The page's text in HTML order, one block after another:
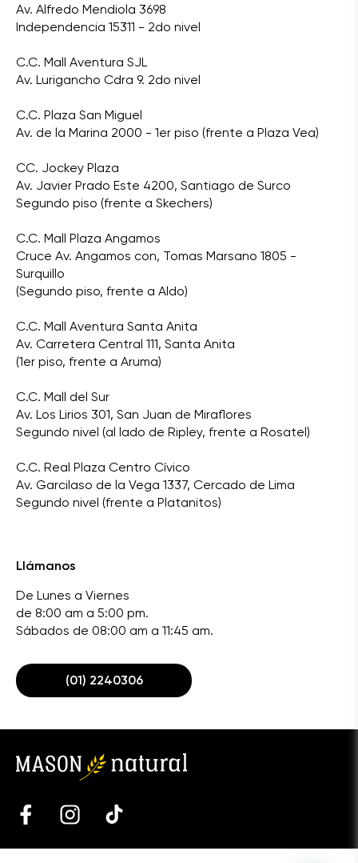
Av. Alfredo Mendiola 3698
Independencia 15311 - 2do nivel
C.C. Mall Aventura SJL
Av. Lurigancho Cdra 9. 2do nivel
C.C. Plaza San Miguel
Av. de la Marina 2000 - 1er piso (frente a Plaza Vea)
CC. Jockey Plaza
Av. Javier Prado Este 4200, Santiago de Surco
Segundo piso (frente a Skechers)
C.C. Mall Plaza Angamos
Cruce Av. Angamos con, Tomas Marsano 1805 -
Surquillo
(Segundo piso, frente a Aldo)
C.C. Mall Aventura Santa Anita
Av. Carretera Central 111, Santa Anita
(1er piso, frente a Aruma)
C.C. Mall del Sur
Av. Los Lirios 301, San Juan de Miraflores
Segundo nivel (al lado de Ripley, frente a Rosatel)
C.C. Real Plaza Centro Cívico
Av. Garcilaso de la Vega 1337, Cercado de Lima
Segundo nivel (frente a Platanitos)
Llámanos
De Lunes a Viernes
de 8:00 am a 5:00 pm.
Sábados de 08:00 am a 11:45 am.
(01) 2240306